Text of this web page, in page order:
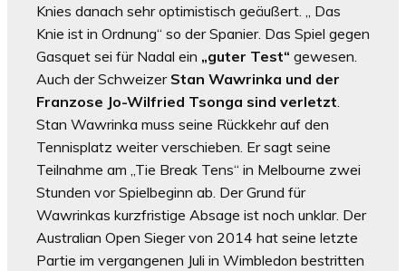
Knies danach sehr optimistisch geäußert. „ Das
Knie ist in Ordnung“ so der Spanier. Das Spiel gegen
Gasquet sei für Nadal ein „guter Test“ gewesen.
Auch der Schweizer Stan Wawrinka und der
Franzose Jo-Wilfried Tsonga sind verletzt.
Stan Wawrinka muss seine Rückkehr auf den
Tennisplatz weiter verschieben. Er sagt seine
Teilnahme am „Tie Break Tens“ in Melbourne zwei
Stunden vor Spielbeginn ab. Der Grund für
Wawrinkas kurzfristige Absage ist noch unklar. Der
Australian Open Sieger von 2014 hat seine letzte
Partie im vergangenen Juli in Wimbledon bestritten